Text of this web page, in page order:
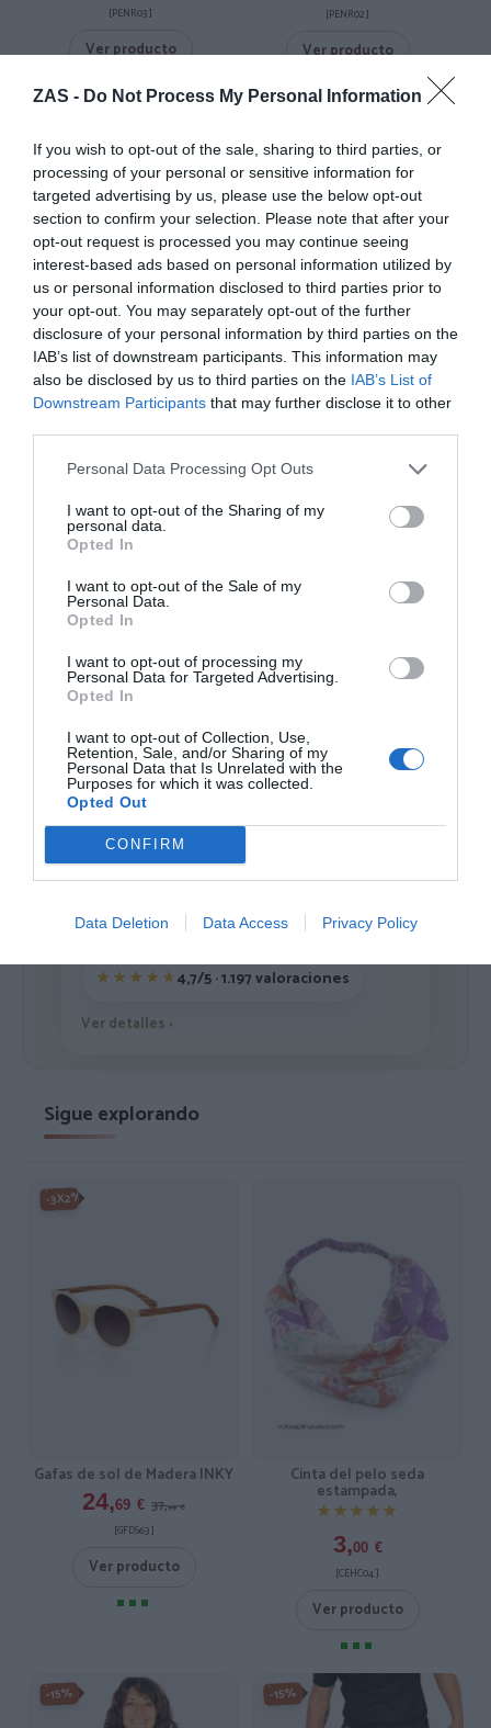
ZAS - Do Not Process My Personal Information
If you wish to opt-out of the sale, sharing to third parties, or
processing of your personal or sensitive information for
targeted advertising by us, please use the below opt-out
section to confirm your selection. Please note that after your
opt-out request is processed you may continue seeing
interest-based ads based on personal information utilized by
us or personal information disclosed to third parties prior to
your opt-out. You may separately opt-out of the further
disclosure of your personal information by third parties on the
IAB’s list of downstream participants. This information may
also be disclosed by us to third parties on the IAB’s List of
Downstream Participants that may further disclose it to other
Personal Data Processing Opt Outs
I want to opt-out of the Sharing of my
personal data.
Opted In
I want to opt-out of the Sale of my
Personal Data.
Opted In
I want to opt-out of processing my
Personal Data for Targeted Advertising.
Opted In
I want to opt-out of Collection, Use,
Retention, Sale, and/or Sharing of my
Personal Data that Is Unrelated with the
Purposes for which it was collected.
Opted Out
CONFIRM
Data Deletion Data Access Privacy Policy
[PENR03 ]
Ver producto
[PENR02 ]
Ver producto
Aros de plata para Nariz con
★★★★★
★★★★★
2,00 €
Ver producto
Aros plata de ley 10mm
Ver producto
Cargar más productos
1 2 3
ZAS DESDE 1999
auténticas traídas directamente de origen.
4,7/5 · 1.197 valoraciones
Ver detalles ›
Sigue explorando
-3X2%
Gafas de sol de Madera INKY
24,69 € 37,99 €
[GFDS63 ]
Ver producto
Cinta del pelo seda
estampada,
★★★★★
★★★★★
3,00 €
[CEHC04 ]
Ver producto
-15% -15%